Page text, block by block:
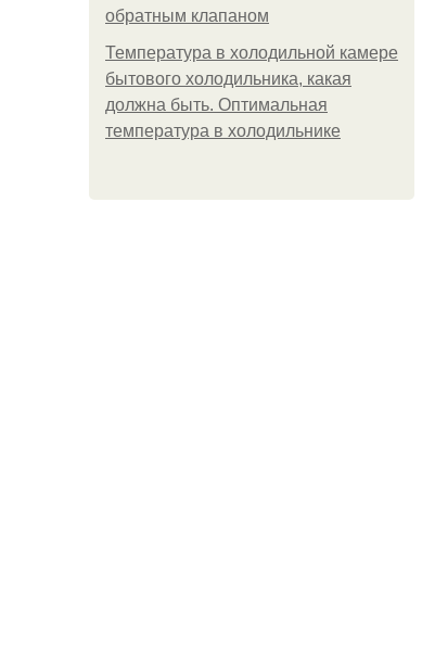
обратным клапаном
Температура в холодильной камере
бытового холодильника, какая
должна быть. Оптимальная
температура в холодильнике